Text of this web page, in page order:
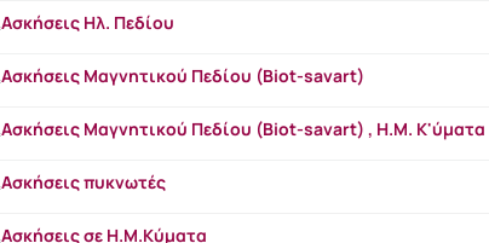
Ασκήσεις Ηλ. Πεδίου
Ασκήσεις Μαγνητικού Πεδίου (Biot-savart)
Ασκήσεις Μαγνητικού Πεδίου (Biot-savart) , Η.Μ. Κ'ύματα
Ασκήσεις πυκνωτές
Ασκήσεις σε Η.Μ.Κύματα